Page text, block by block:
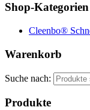
Shop-Kategorien
Cleenbo®
Warenkorb
Suche nach:
Produkte